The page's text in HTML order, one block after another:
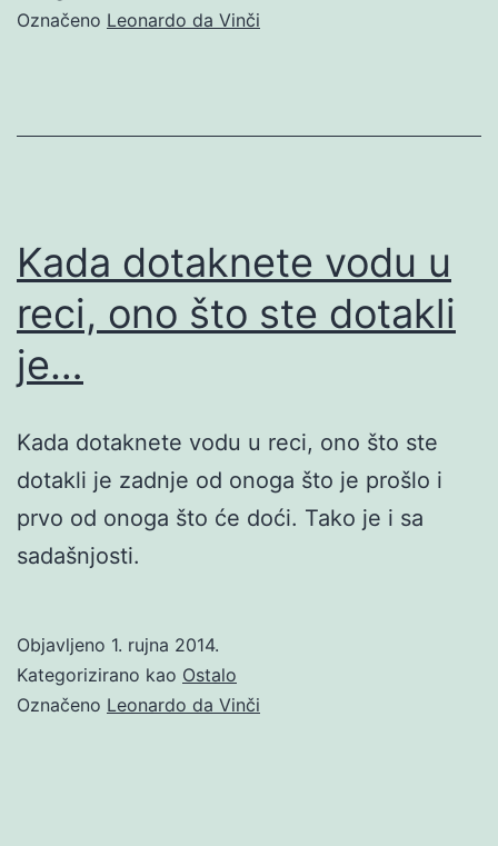
Označeno Leonardo da Vinči
Kada dotaknete vodu u
reci, ono što ste dotakli
je…
Kada dotaknete vodu u reci, ono što ste
dotakli je zadnje od onoga što je prošlo i
prvo od onoga što će doći. Tako je i sa
sadašnjosti.
Objavljeno 1. rujna 2014.
Kategorizirano kao Ostalo
Označeno Leonardo da Vinči